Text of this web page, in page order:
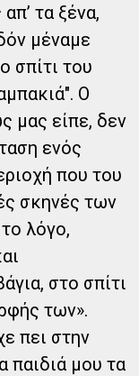
τα ξένα,
μέναμε
σπίτι του
Ο
μας είπε, δεν
ενός
που του
σκηνές των
λόγο,
στο σπίτι
των».
πει στην
παιδιά μου τα